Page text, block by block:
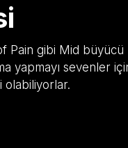
Pain gibi Mid
yapmayı sevenler
olabiliyorlar.